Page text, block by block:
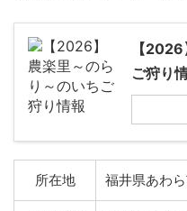
【
ご狩り
所在地 福井県あわ